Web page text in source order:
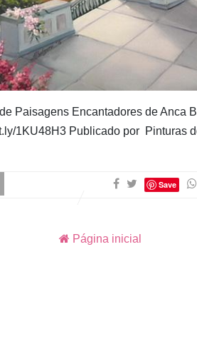
Paisagens Encantadores de Anca
1KU48H3 Publicado por Pinturas
Save
Página inicial